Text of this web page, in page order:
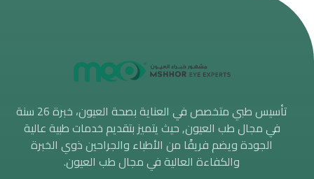
تأسيس طبي متخصص في العناية بصحة العيون، خبرة 26 سنة
في مجال طب العيون, حيث يتميز بتقديم خدمات طبية عالية
الجودة ويضم فريقًا من الأطباء والجراحين ذوي الخبرة
والكفاءة العالية في مجال طب العيون.